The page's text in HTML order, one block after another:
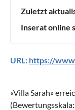
Zuletzt
Inserat online
URL: https://
«Villa Sarah»
(Bewertungsskala: